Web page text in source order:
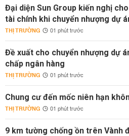
Đại diện Sun Group kiến nghị
tài chính khi chuyển nhượng dự
THỊ TRƯỜNG 01 phút trước
Đề xuất cho chuyển nhượng dự
chấp ngân hàng
THỊ TRƯỜNG 01 phút trước
Chung cư đến mốc niên hạn
THỊ TRƯỜNG 01 phút trước
9 km tường chống ồn trên Vành